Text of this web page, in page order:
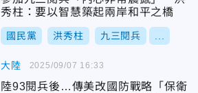
秀柱：要以智慧築起兩岸和平之橋
國民黨 洪秀柱 九三閱兵
大陸
陸93閱兵後…傳美改國防戰略「保衛
2025/09/07 16:33